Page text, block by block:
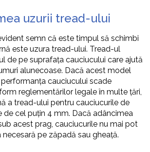
uzurii tread-ului
semn că este timpul să schimbi
este uzura tread-ului. Tread-ul
de pe suprafața cauciucului care ajută
alunecoase. Dacă acest model
cauciucului scade
reglementărilor legale în multe țări,
a tread-ului pentru cauciucurile de
de cel puțin 4 mm. Dacă adâncimea
acest prag, cauciucurile nu mai pot
pe zăpadă sau gheață.